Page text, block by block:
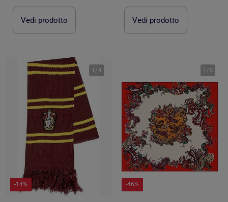
Vedi prodotto Vedi prodotto
1 /4
-14%
1 / 5
-46%